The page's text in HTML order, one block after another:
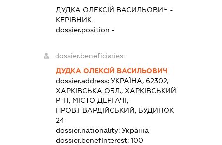
ДУДКА ОЛЕКСІЙ ВАСИЛЬОВИЧ -
КЕРІВНИК
dossier.position -
dossier.beneficiaries:
ДУДКА ОЛЕКСІЙ ВАСИЛЬОВИЧ
dossier.address: УКРАЇНА, 62302,
ХАРКІВСЬКА ОБЛ., ХАРКІВСЬКИЙ
Р-Н, МІСТО ДЕРГАЧІ,
ПРОВ.ГВАРДІЙСЬКИЙ, БУДИНОК
24
dossier.nationality: Україна
dossier.benefInterest: 100